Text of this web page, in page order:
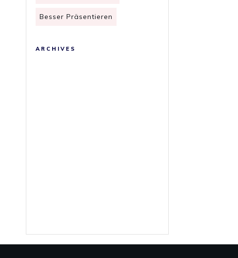
Besser Präsentieren
ARCHIVES